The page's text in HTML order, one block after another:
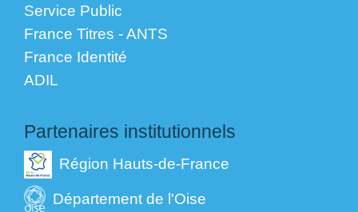
Service Public
France Titres - ANTS
France Identité
ADIL
Partenaires institutionnels
Région Hauts-de-France
Département de l'Oise